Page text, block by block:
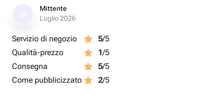
Просто представьте, какое ощущение праздника и
радости они принесут при развязывании этой
Mittente
Luglio 2026
Servizio di negozio 5/5
Qualità-prezzo
1/5
Consegna
5/5
Come pubblicizzato
2/5